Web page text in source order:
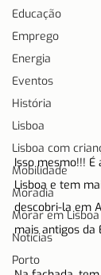
Educação
Emprego
Energia
Eventos
História
Lisboa
Lisboa com
Mobilidade
Moradia
Morar em Lisboa
Notícias
Porto
Isso mesmo!!! É
Lisboa e tem
descobri-la em
mais antigos da